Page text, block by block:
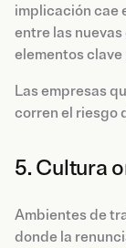
implicación cae
entre las
elementos
Las empresas
corren el riesgo
5. Cultura
Ambientes de
donde la